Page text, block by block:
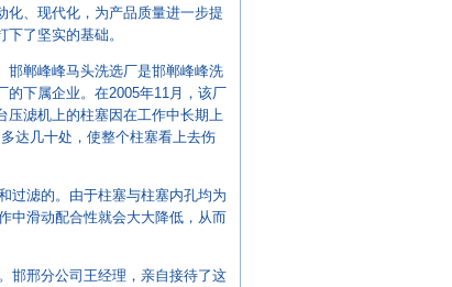
化、现代化，为产品质量进一步提
下了坚实的基础。
邯郸峰峰马头洗选厂是邯郸峰峰洗
的下属企业。在2005年11月，该厂
压滤机上的柱塞因在工作中长期上
达几十处，使整个柱塞看上去伤
过滤的。由于柱塞与柱塞内孔均为
中滑动配合性就会大大降低，从而
邯邢分公司王经理，亲自接待了这